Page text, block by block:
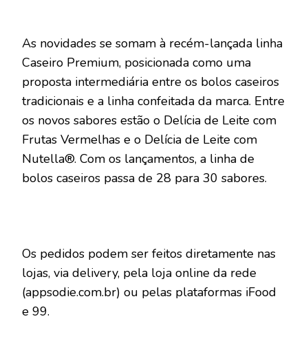
As novidades se somam à recém-lançada linha
Caseiro Premium, posicionada como uma
proposta intermediária entre os bolos caseiros
tradicionais e a linha confeitada da marca. Entre
os novos sabores estão o Delícia de Leite com
Frutas Vermelhas e o Delícia de Leite com
Nutella®. Com os lançamentos, a linha de
bolos caseiros passa de 28 para 30 sabores.
Os pedidos podem ser feitos diretamente nas
lojas, via delivery, pela loja online da rede
(appsodie.com.br) ou pelas plataformas iFood
e 99.